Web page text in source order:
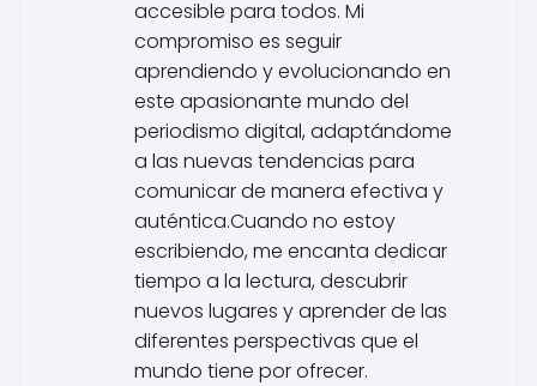
accesible para todos. Mi
compromiso es seguir
aprendiendo y evolucionando en
este apasionante mundo del
periodismo digital, adaptándome
a las nuevas tendencias para
comunicar de manera efectiva y
auténtica.Cuando no estoy
escribiendo, me encanta dedicar
tiempo a la lectura, descubrir
nuevos lugares y aprender de las
diferentes perspectivas que el
mundo tiene por ofrecer.